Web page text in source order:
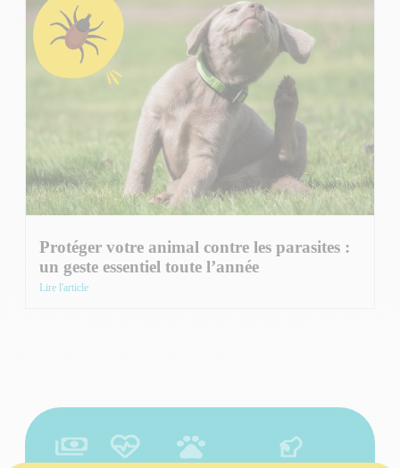
Protéger votre animal contre les parasites :
un geste essentiel toute l’année
Lire l'article